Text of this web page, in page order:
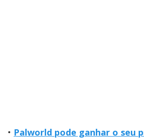
• Palworld pode ganhar o seu